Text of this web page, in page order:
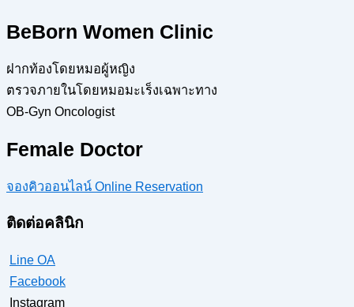
BeBorn Women Clinic
ฝากท้องโดยหมอผู้หญิง
ตรวจภายในโดยหมอมะเร็งเฉพาะทาง
OB-Gyn Oncologist
Female Doctor
จองคิวออนไลน์ Online Reservation
ติดต่อคลินิก
Line OA
Facebook
Instagram